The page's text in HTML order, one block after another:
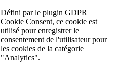
Défini par le plugin GDPR
Cookie Consent, ce cookie est
utilisé pour enregistrer le
consentement de l'utilisateur pour
les cookies de la catégorie
"Analytics".